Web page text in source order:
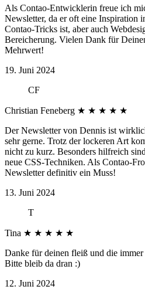
Als Contao-Entwicklerin freue ich
Newsletter, da er oft eine Inspiration
Contao-Tricks ist, aber auch
Bereicherung. Vielen Dank für
Mehrwert!
19. Juni 2024
CF
Christian Feneberg ★ ★ ★ ★ ★
Der Newsletter von Dennis ist
sehr gerne. Trotz der lockeren Art
nicht zu kurz. Besonders hilfreich
neue CSS-Techniken. Als Contao-
Newsletter definitiv ein Muss!
13. Juni 2024
T
Tina ★ ★ ★ ★ ★
Danke für deinen fleiß und die
Bitte bleib da dran :)
12. Juni 2024